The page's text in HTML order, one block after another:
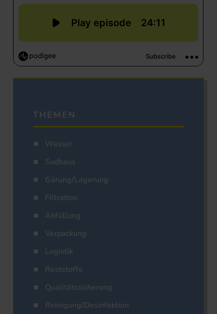
THEMEN
Wasser
Sudhaus
Gärung/Lagerung
Filtration
Abfüllung
Verpackung
Logistik
Reststoffe
Qualitätssicherung
Reinigung/Desinfektion